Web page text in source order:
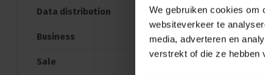
We gebruiken cookies om
websiteverkeer te
media, adverteren en
verstrekt of die ze hebben
Data distribution
Business
Sale